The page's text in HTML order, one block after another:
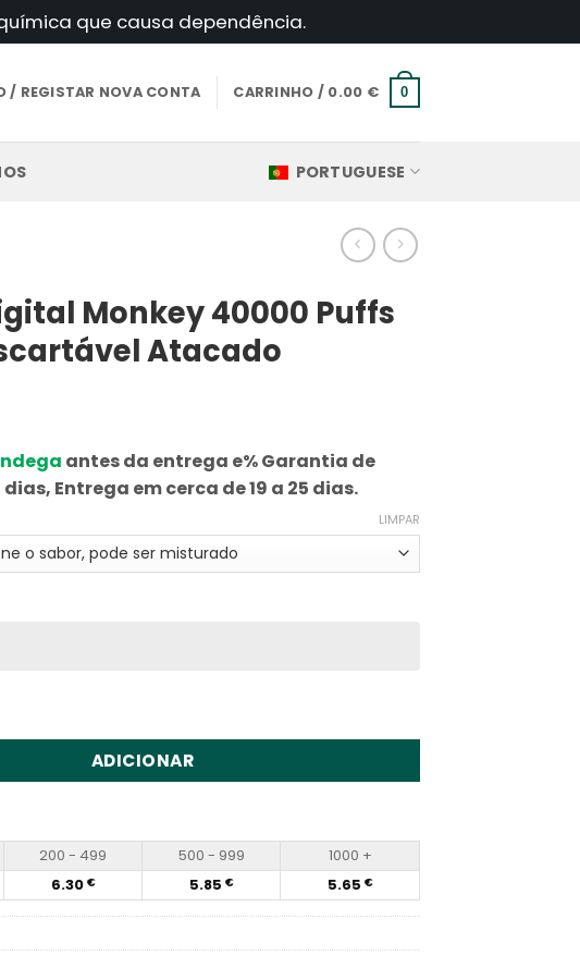
que causa dependência.
/ REGISTAR NOVA CONTA CARRINHO / 0.00 € 0
PORTUGUESE
Monkey 40000 Puffs
Atacado
antes da entrega e% Garantia de
Entrega em cerca de 19 a 25 dias.
LIMPAR
Digital Monkey 40000 Puffs Disposable Vape Wholesale
ADICIONAR
200 - 499 500 - 999
1000 +
6.30 € 5.85 € 5.65 €